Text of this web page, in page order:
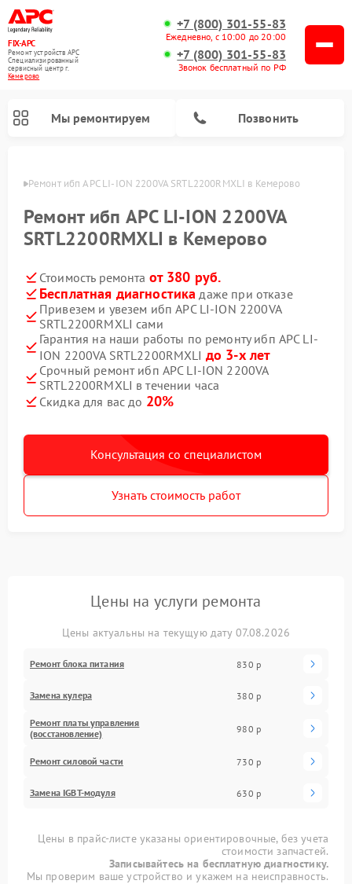
FIX-APC
Ремонт устройств APC
Специализированный
cервисный центр г.
Кемерово
+7 (800) 301-55-83
Ежедневно, с 10:00 до 20:00
+7 (800) 301-55-83
Звонок бесплатный по РФ
Мы ремонтируем Позвонить
Ремонт ибп APC LI-ION 2200VA SRTL2200RMXLI в Кемерово
Ремонт ибп APC LI-ION 2200VA
SRTL2200RMXLI в Кемерово
Стоимость ремонта от 380 руб.
Бесплатная диагностика даже при отказе
Привезем и увезем ибп APC LI-ION 2200VA
SRTL2200RMXLI сами
Гарантия на наши работы по ремонту ибп APC LI-
ION 2200VA SRTL2200RMXLI до 3-х лет
Срочный ремонт ибп APC LI-ION 2200VA
SRTL2200RMXLI в течении часа
Скидка для вас до 20%
Консультация со специалистом
Узнать стоимость работ
Цены на услуги ремонта
Цены актуальны на текущую дату 07.08.2026
Ремонт блока питания 830 р
Замена кулера 380 р
Ремонт платы управления
(восстановление)
980 р
Ремонт силовой части 730 р
Замена IGBT-модуля 630 р
Цены в прайс-листе указаны ориентировочные, без учета
стоимости запчастей.
Записывайтесь на бесплатную диагностику.
Мы проверим ваше устройство и укажем на неисправность.